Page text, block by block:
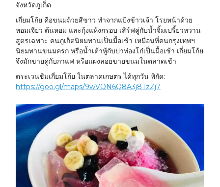
จังหวัดภูเก็ต
เกี่ยมโก้ย คือขนมถ้วยสีขาว ทำจากแป้งข้าวเจ้า โรยหน้าด้วย
หอมเจียว ต้นหอม และกุ้งแห้งกรอบ เสิร์ฟคู่กับน้ำจิ้มเปรี้ยวหวาน
สูตรเฉพาะ คนภูเก็ตนิยมทานเป็นมื้อเช้า เหมือนที่คนกรุงเทพฯ
นิยมทานขนมครก หรือน้ำเต้าหู้กับปาท่องโก๋เป็นมื้อเช้า เกี่ยมโก้ย
จึงมักขายคู่กับกาแฟ หรือแผงลอยขายขนมในตลาดเช้า
ตระเวนชิมเกี่ยมโก้ย ในตลาดเกษตร ได้ทุกวัน พิกัด:
https://goo.gl/maps/9wVQN6Q8A3j8TzZj7